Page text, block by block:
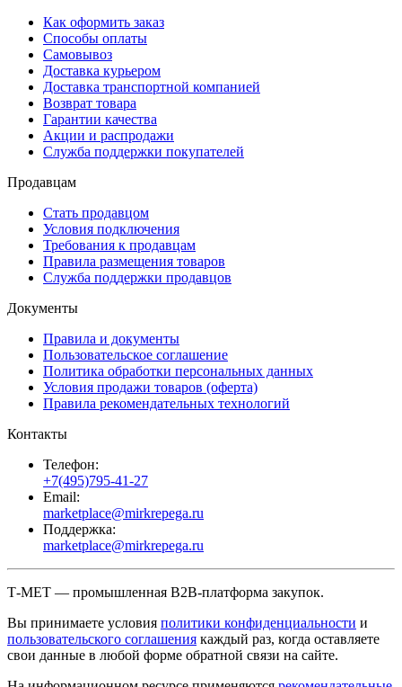
Как оформить заказ
Способы оплаты
Самовывоз
Доставка курьером
Доставка транспортной компанией
Возврат товара
Гарантии качества
Акции и распродажи
Служба поддержки покупателей
Продавцам
Стать продавцом
Условия подключения
Требования к продавцам
Правила размещения товаров
Служба поддержки продавцов
Документы
Правила и документы
Пользовательское соглашение
Политика обработки персональных данных
Условия продажи товаров (оферта)
Правила рекомендательных технологий
Контакты
Телефон:
+7(495)795-41-27
Email:
marketplace@mirkrepega.ru
Поддержка:
marketplace@mirkrepega.ru
Т-МЕТ — промышленная B2B-платформа закупок.
Вы принимаете условия политики конфиденциальности и
пользовательского соглашения каждый раз, когда оставляете
свои данные в любой форме обратной связи на сайте.